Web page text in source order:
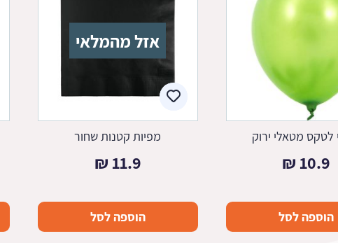
לטקס מטאלי ירוק
10.9
₪
הוספה לסל
אזל מהמלאי
מפיות קטנות שחור
11.9
₪
הוספה לסל